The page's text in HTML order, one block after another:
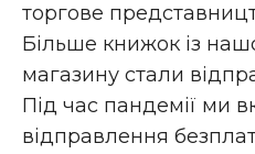
торгове
Більше книжок із
магазину стали
Під час пандемії ми
відправлення